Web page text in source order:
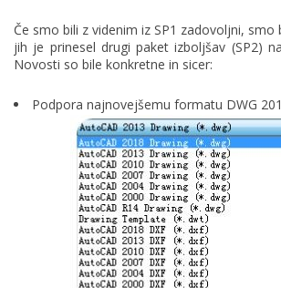
Če smo bili z videnim iz SP1 zadovoljni, smo
jih je prinesel drugi paket izboljšav (SP2)
Novosti so bile konkretne in sicer:
Podpora najnovejšemu formatu DWG